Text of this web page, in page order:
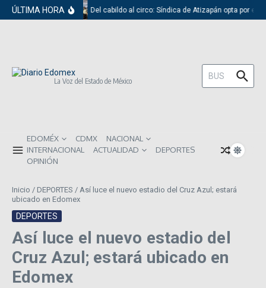
Saltar al contenido
ÚLTIMA HORA Del cabildo al circo: Síndica de Atizapán opta por el
La Voz del Estado de México
Buscar:
EDOMÉX CDMX
NACIONAL
INTERNACIONAL
ACTUALIDAD
DEPORTES
OPINIÓN
Inicio / DEPORTES / Así luce el nuevo estadio del Cruz Azul; estará
ubicado en Edomex
DEPORTES
Así luce el nuevo estadio del
Cruz Azul; estará ubicado en
Edomex